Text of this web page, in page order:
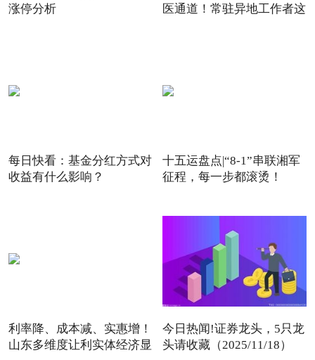
涨停分析
医通道！常驻异地工作者这
每日快看：基金分红方式对
收益有什么影响？
十五运盘点|“8-1”串联湘军
征程，每一步都滚烫！
利率降、成本减、实惠增！
山东多维度让利实体经济显
今日热闻!证券龙头，5只龙
头请收藏（2025/11/18）